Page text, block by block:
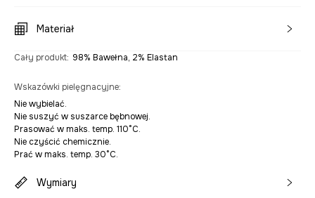
Materiał
Cały produkt: 98% Bawełna, 2% Elastan
Wskazówki pielęgnacyjne:
Nie wybielać.
Nie suszyć w suszarce bębnowej.
Prasować w maks. temp. 110°C.
Nie czyścić chemicznie.
Prać w maks. temp. 30°C.
Wymiary